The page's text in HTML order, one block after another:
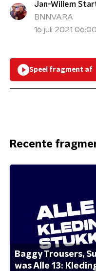
Jan-Willem
BNNVARA
16 juli 2021
Speel fragment af
Recente
Baggy Trousers,
was Alle 13: